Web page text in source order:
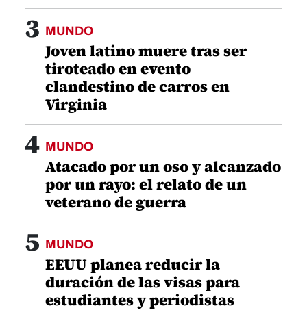
3 MUNDO
Joven latino muere tras ser
tiroteado en evento
clandestino de carros en
Virginia
4 MUNDO
Atacado por un oso y alcanzado
por un rayo: el relato de un
veterano de guerra
5 MUNDO
EEUU planea reducir la
duración de las visas para
estudiantes y periodistas